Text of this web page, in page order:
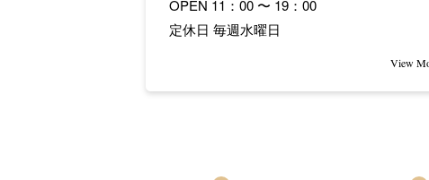
OPEN 11：00 〜 19：00
定休日 毎週水曜日